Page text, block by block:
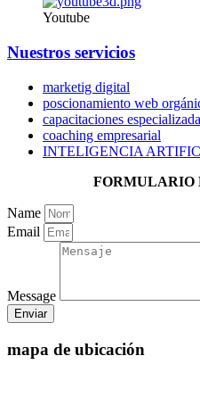
Youtube
Nuestros servicios
marketig digital
poscionamiento web
capacitaciones
coaching empresarial
INTELIGENCIA
FORMULARIO
Name
Email
Message
Enviar
mapa de ubicación